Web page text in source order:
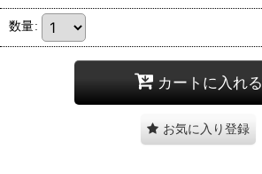
数量:
カートに入れる
お気に入り登録